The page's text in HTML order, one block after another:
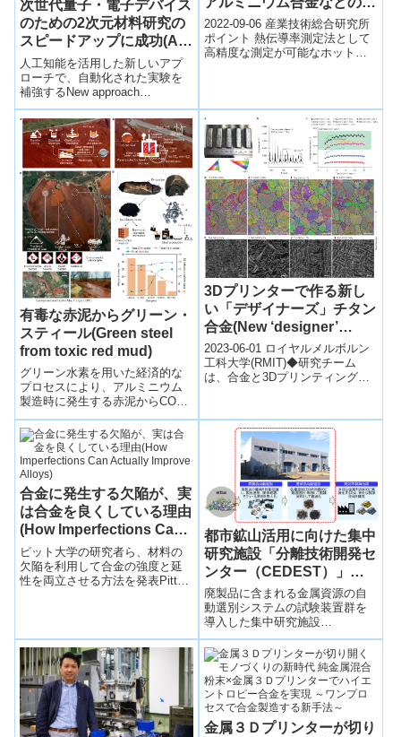
次世代量子・電子デバイス
のための2次元材料研究の
スピードアップに成功(A
Faster Way to Study 2D
Materials for Next-
Generation Quantum and
Electronic Devices)
人工知能を活用した新しいアプ
ローチで、自動化された実験を
補強するNew approach
leverages artificial intelligence
t...
熱伝導率材料を含む測定サ
ービスを開始～
2022-09-06 産業技術総合研究所
ポイント 熱伝導率測定法として
高精度な測定が可能なホットデ
有毒な赤泥からグリーン・
スティール(Green steel
from toxic red mud)
グリーン水素を用いた経済的な
プロセスにより、アルミニウム
製造時に発生する赤泥からCO2
を含まない鉄を抽出することが
できるAn economical proces...
3Dプリンターで作る新し
い「デザイナーズ」チタン
合金(New ‘designer’
titanium alloys made
using 3D printing)
2023-06-01 ロイヤルメルボルン
工科大学(RMIT)◆研究チーム
は、合金と3Dプリンティングプ
らな...
合金に発生する欠陥が、実
は合金を良くしている理由
(How Imperfections Can
Actually Improve Alloys)
ピット大学の研究者ら、材料の
欠陥を利用して合金の強度と延
性を両立させる方法を発表Pitt
都市鉱山活用に向けた集中
研究施設「分離技術開発セ
ンター（CEDEST）」を
開設
廃製品に含まれる金属資源の自
動選別システムの試験装置群を
導入した集中研究施設
「CEDEST」を産総研つくばセ
ンター内に開設した。
金属３Ｄプリンターが切り